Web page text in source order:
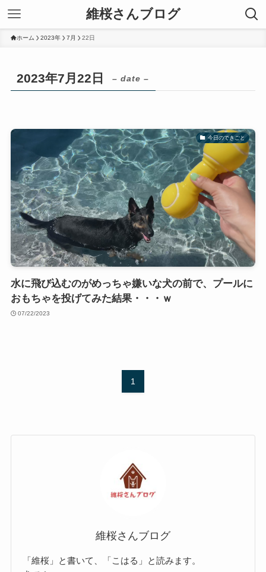
維桜さんブログ
ホーム 2023年 7月 22日
2023年7月22日 – date –
今日のできごと
水に飛び込むのがめっちゃ嫌いな犬の前で、プールに
おもちゃを投げてみた結果・・・ｗ
07/22/2023
1
維桜さんブログ
「維桜」と書いて、「こはる」と読みます。